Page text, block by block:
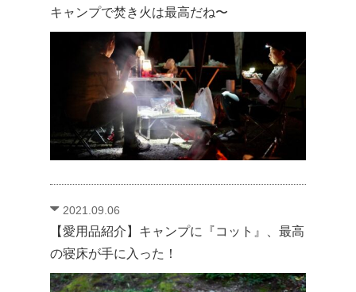
キャンプで焚き火は最高だね〜
2021.09.06
【愛用品紹介】キャンプに『コット』、最高
の寝床が手に入った！